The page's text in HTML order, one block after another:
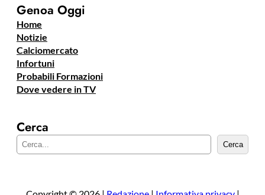
Genoa Oggi
Home
Notizie
Calciomercato
Infortuni
Probabili Formazioni
Dove vedere in TV
Cerca
e
a
Cerca